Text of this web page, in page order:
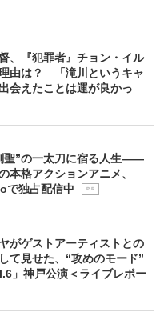
、『犯罪者』チョン・イル
由は？ 「滝川というキャ
会えたことは運が良かっ
聖”の一太刀に宿る人生――
本格アクションアニメ、
で独占配信中
P R
がゲストアーティストとの
て見せた、“攻めのモード”
」神戸公演＜ライブレポー